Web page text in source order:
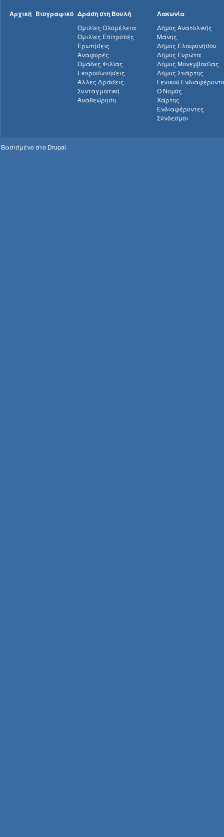
Αρχική Βιογραφικό Δράση στη Βουλή
Ομιλίες Ολομέλεια
Ομιλίες Επιτροπές
Ερωτήσεις
Αναφορές
Ομάδες Φιλίας
Εκπροσωπήσεις
Άλλες Δράσεις
Συνταγματική
Αναθεώρηση
Λακωνία
Δήμος Ανατολικής
Μάνης
Δήμος Ελαφονήσου
Δήμος Ευρώτα
Δήμος Μονεμβασίας
Δήμος Σπάρτης
Γενικού
Ο Νομός
Χάρτης
Ενδιαφέροντες
Σύνδεσμοι
Βασισμένο στο Drupal